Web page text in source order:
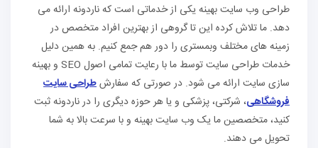
طراحی وب سایت بهینه یکی از خدماتی است که ناردونه ارائه می
دهد. ما تلاش کرده این تا گروهی از بهترین افراد متخصص در
زمینه های مختلف وبمستری را دور هم جمع کنیم. به همین دلیل
خدمات طراحی سایت توسط ما با رعایت تمامی اصول SEO و بهینه
سازی سایت ارائه می شود. در صورتی که سفارشطراحی سایت
فروشگاهی، شرکتی، پزشکی و یا هر حوزه دیگری را در ناردونه ثبت
کنید، متخصصین ما یک وب سایت بهینه و با سرعت بالا به شما
تحویل می دهند.